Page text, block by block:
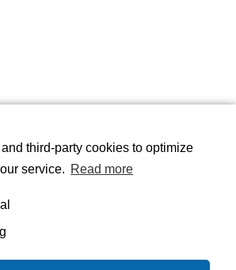
third-party cookies to optimize
service. Read more